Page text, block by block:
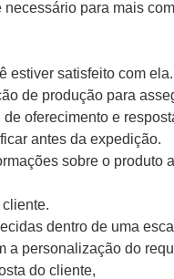
para mais
estiver satisfeito com ela.
de produção para
oferecimento e
antes da expedição.
sobre o produto
dentro de uma
a personalização do
do cliente,